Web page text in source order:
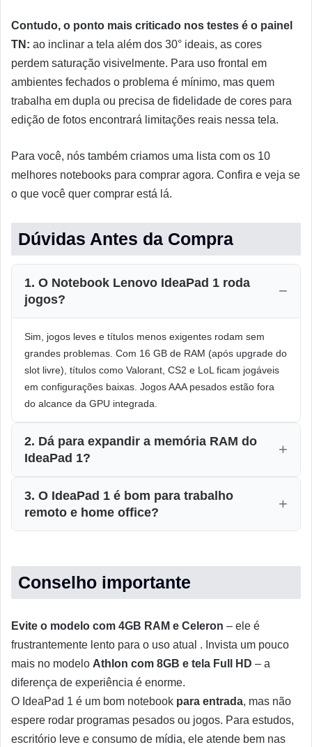
Contudo, o ponto mais criticado nos testes é o painel
TN: ao inclinar a tela além dos 30° ideais, as cores
perdem saturação visivelmente. Para uso frontal em
ambientes fechados o problema é mínimo, mas quem
trabalha em dupla ou precisa de fidelidade de cores para
edição de fotos encontrará limitações reais nessa tela.
Para você, nós também criamos uma lista com os 10
melhores notebooks para comprar agora. Confira e veja se
o que você quer comprar está lá.
Dúvidas Antes da Compra
1. O Notebook Lenovo IdeaPad 1 roda
jogos?
Sim, jogos leves e títulos menos exigentes rodam sem
grandes problemas. Com 16 GB de RAM (após upgrade do
slot livre), títulos como Valorant, CS2 e LoL ficam jogáveis
em configurações baixas. Jogos AAA pesados estão fora
do alcance da GPU integrada.
2. Dá para expandir a memória RAM do
IdeaPad 1?
3. O IdeaPad 1 é bom para trabalho
remoto e home office?
Conselho importante
Evite o modelo com 4GB RAM e Celeron – ele é
frustrantemente lento para o uso atual . Invista um pouco
mais no modelo Athlon com 8GB e tela Full HD – a
diferença de experiência é enorme.
O IdeaPad 1 é um bom notebook para entrada, mas não
espere rodar programas pesados ou jogos. Para estudos,
escritório leve e consumo de mídia, ele atende bem nas